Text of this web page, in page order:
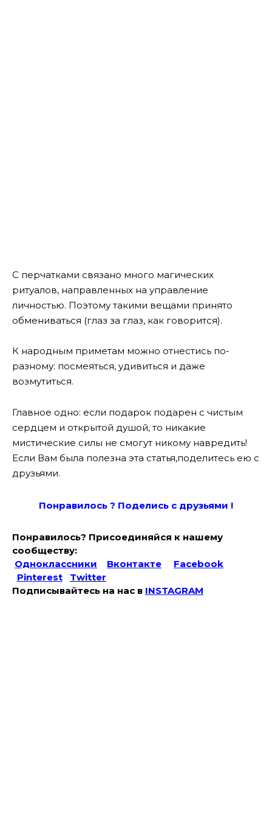
С перчатками связано много магических
ритуалов, направленных на управление
личностью. Поэтому такими вещами принято
обмениваться (глаз за глаз, как говорится).
К народным приметам можно отнестись по-
разному: посмеяться, удивиться и даже
возмутиться.
Главное одно: если подарок подарен с чистым
сердцем и открытой душой, то никакие
мистические силы не смогут никому навредить!
Если Вам была полезна эта статья,поделитесь ею с
друзьями.
Понравилось ? Поделись с друзьями !
Понравилось? Присоединяйся к нашему
сообществу:
Одноклассники
Вконтакте
Facebook
Pinterest
Twitter
Подписывайтесь на наc в INSTAGRAM